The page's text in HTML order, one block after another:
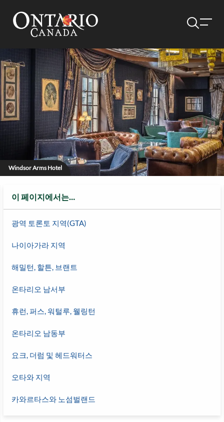
Windsor Arms Hotel
이 페이지에서는…
광역 토론토 지역(GTA)
나이아가라 지역
해밀턴, 할튼, 브랜트
온타리오 남서부
휴런, 퍼스, 워털루, 웰링턴
온타리오 남동부
요크, 더럼 및 헤드워터스
오타와 지역
카와르타스와 노섬벌랜드